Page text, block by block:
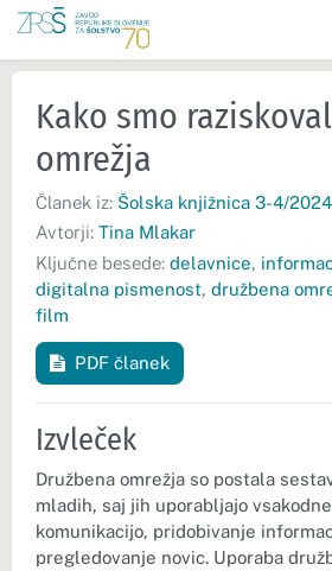
Kako smo
omrežja
Članek iz: Šolska knjižnica 3-4/2024
Avtorji: Tina Mlakar
Ključne besede: delavnice,
digitalna pismenost, družbena
film
PDF članek
Izvleček
Družbena omrežja so postala
mladih, saj jih uporabljajo
komunikacijo, pridobivanje
pregledovanje novic. Uporaba